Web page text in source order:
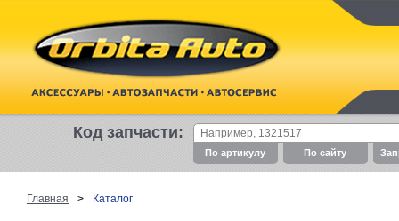
Код запчасти:
По артикулу По cайту
Главная > Каталог